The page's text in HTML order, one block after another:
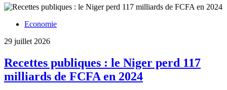
Economie
29 juillet 2026
Recettes publiques : le Niger perd 117
milliards de FCFA en 2024